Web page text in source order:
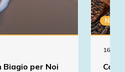
Biagio per Noi
NEWS
16/07/